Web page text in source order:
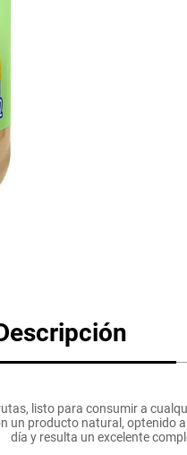
listo para consumir a
producto natural, optenido
día y resulta un excelente